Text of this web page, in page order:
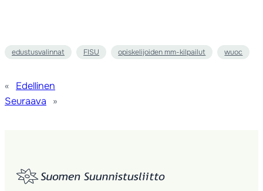
edustusvalinnat FISU opiskelijoiden mm-kilpailut wuoc
«
Edellinen
Seuraava
»